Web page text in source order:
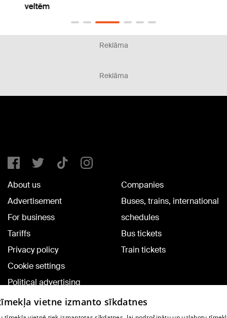
veltēm
Reklāma
Reklāma
About us
Advertisement
For business
Tariffs
Privacy policy
Cookie settings
Political advertising
Cookie policy
Commenting terms
Companies
Buses, trains, international
schedules
Bus tickets
Train tickets
vietne izmanto sīkdatnes